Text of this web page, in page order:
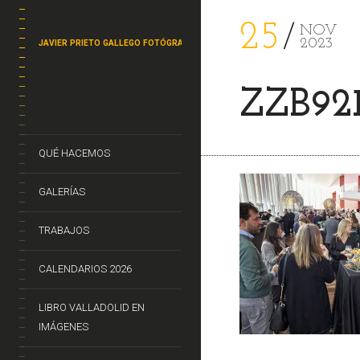
JAVIER PRIETO GALLEGO FOTÓGRAFO
QUÉ HACEMOS
GALERÍAS
TRABAJOS
CALENDARIOS 2026
LIBRO VALLADOLID EN
IMÁGENES
25
NOV
2023